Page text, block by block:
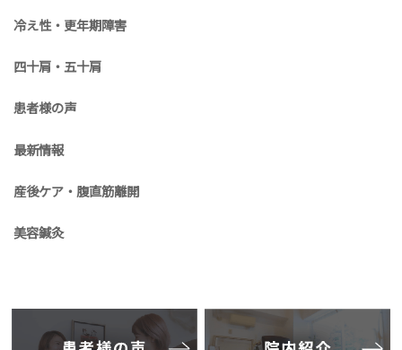
冷え性・更年期障害
四十肩・五十肩
患者様の声
最新情報
産後ケア・腹直筋離開
美容鍼灸